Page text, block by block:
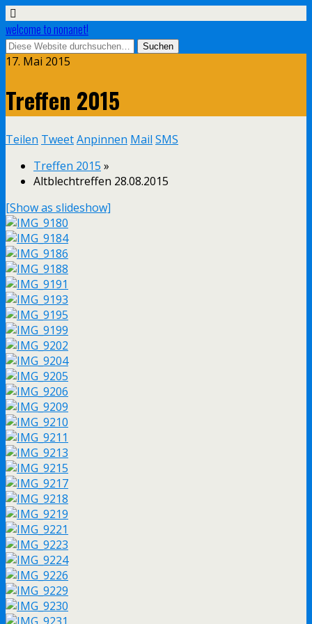
welcome to nonanet!
17. Mai 2015
Treffen 2015
Teilen TweetAnpinnen Mail SMS
Treffen 2015 »
Altblechtreffen 28.08.2015
[Show as slideshow]